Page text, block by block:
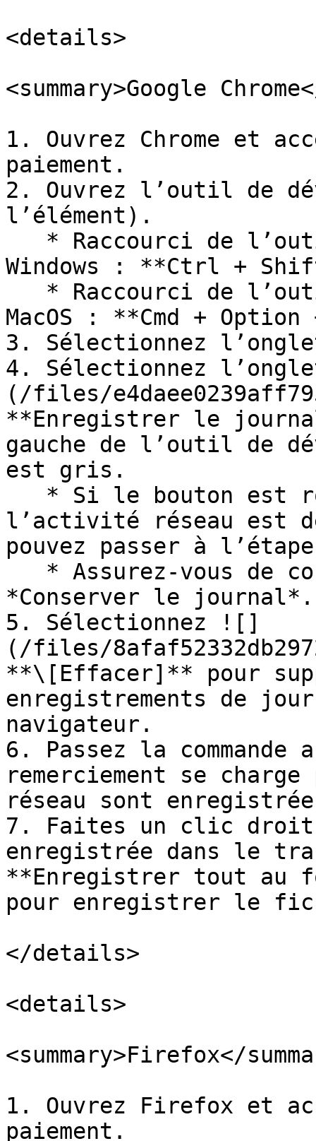
<details>
<summary>Google
1. Ouvrez Chrome et
paiement.
2. Ouvrez l’outil de
l’élément).
Windows : **Ctrl +
MacOS : **Cmd +
3. Sélectionnez
4. Sélectionnez
(/files/
**Enregistrer le
gauche de l’outil de
est gris.
l’activité réseau est
pouvez passer à
*Conserver le journal*.
5. Sélectionnez ![]
(/files/
**\[Effacer]** pour
enregistrements de
navigateur.
6. Passez la
remerciement se
réseau sont
7. Faites un clic
enregistrée dans le
**Enregistrer tout au
pour enregistrer le
</details>
<details>
<summary>Firefox</
1. Ouvrez Firefox et
paiement.